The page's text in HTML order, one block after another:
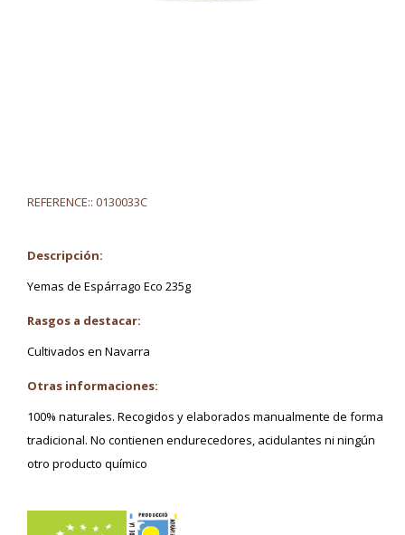
REFERENCE:: 0130033C
Descripción:
Yemas de Espárrago Eco 235g
Rasgos a destacar:
Cultivados en Navarra
Otras informaciones:
100% naturales. Recogidos y elaborados manualmente de forma
tradicional. No contienen endurecedores, acidulantes ni ningún
otro producto químico